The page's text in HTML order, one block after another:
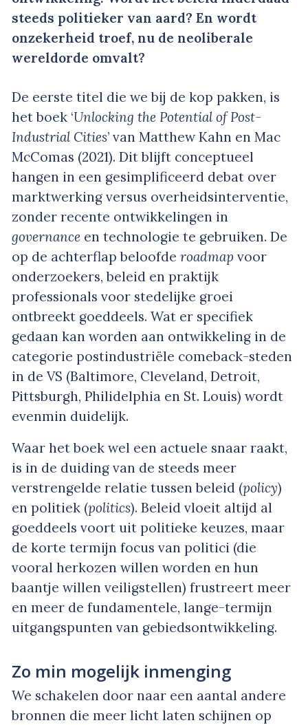
steeds politieker van aard? En wordt
onzekerheid troef, nu de neoliberale
wereldorde omvalt?
De eerste titel die we bij de kop pakken, is
het boek ‘Unlocking the Potential of Post-
Industrial Cities’ van Matthew Kahn en Mac
McComas (2021). Dit blijft conceptueel
hangen in een gesimplificeerd debat over
marktwerking versus overheidsinterventie,
zonder recente ontwikkelingen in
governance en technologie te gebruiken. De
op de achterflap beloofde roadmap voor
onderzoekers, beleid en praktijk
professionals voor stedelijke groei
ontbreekt goeddeels. Wat er specifiek
gedaan kan worden aan ontwikkeling in de
categorie postindustriële comeback-steden
in de VS (Baltimore, Cleveland, Detroit,
Pittsburgh, Philidelphia en St. Louis) wordt
evenmin duidelijk.
Waar het boek wel een actuele snaar raakt,
is in de duiding van de steeds meer
verstrengelde relatie tussen beleid (policy)
en politiek (politics). Beleid vloeit altijd al
goeddeels voort uit politieke keuzes, maar
de korte termijn focus van politici (die
vooral herkozen willen worden en hun
baantje willen veiligstellen) frustreert meer
en meer de fundamentele, lange-termijn
uitgangspunten van gebiedsontwikkeling.
Zo min mogelijk inmenging
We schakelen door naar een aantal andere
bronnen die meer licht laten schijnen op